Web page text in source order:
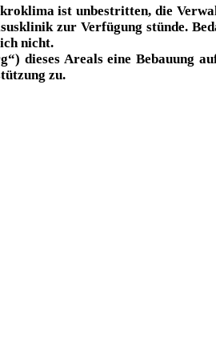
ist unbestritten, die
zur Verfügung stünde.
nicht.
dieses Areals eine Bebauung
zu.